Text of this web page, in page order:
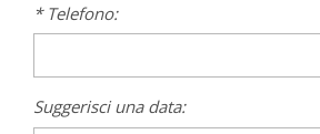
* Telefono:
Suggerisci una data: